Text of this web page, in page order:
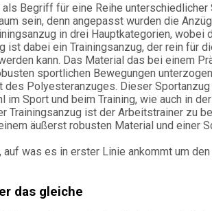
Begriff für eine Reihe
sein, denn angepasst wurden die
in drei Hauptkategorien,
dabei ein Trainingsanzug, der rein für
kann. Das Material das bei einem
sportlichen Bewegungen
Polyesteranzuges. Dieser
Sport und beim Training, wie auch in
Trainingsanzug ist der Arbeitstrainer zu
äußerst robusten Material und einer
was es in erster Linie ankommt um
das gleiche